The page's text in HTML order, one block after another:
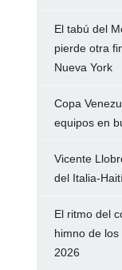
El tabú del
pierde otra
Nueva York
Copa
equipos en
Vicente
del Italia-
El ritmo del
himno de
2026